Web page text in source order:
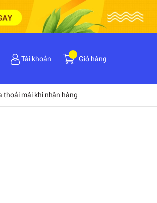
Tài khoản Giỏ hàng
thoải mái khi nhận hàng